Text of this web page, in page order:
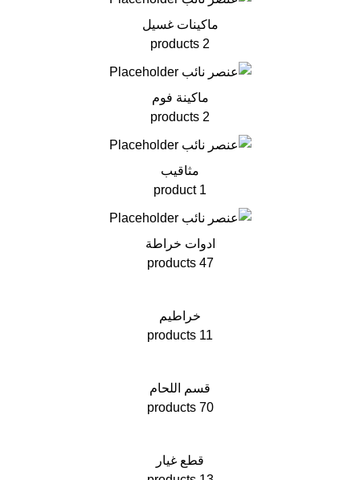
ماكينات غسيل
2 products
ماكينة فوم
2 products
مثاقيب
1 product
ادوات خراطة
47 products
خراطيم
11 products
قسم اللحام
70 products
قطع غيار